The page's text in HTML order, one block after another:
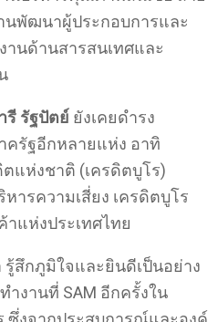
นพัฒนาผู้ประกอบการและ
านด้านสารสนเทศและ
รี รัฐปัตย์ ยังเคยดำรง
รัฐอีกหลายแห่ง อาทิ
แห่งชาติ (เครดิตบูโร)
ารความเสี่ยง เครดิตบูโร
แห่งประเทศไทย
รู้สึกภูมิใจและยินดีเป็นอย่าง
ำงานที่ SAM อีกครั้งใน